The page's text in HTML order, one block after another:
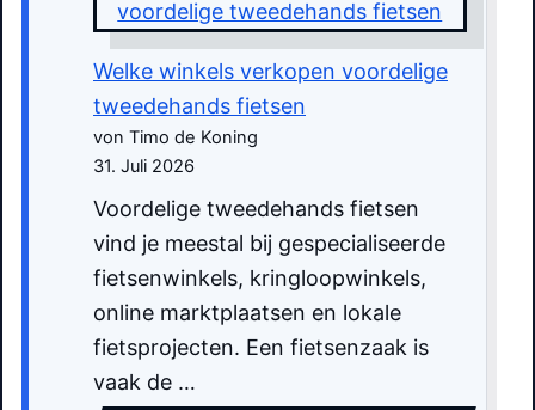
Welke winkels verkopen voordelige
tweedehands fietsen
von Timo de Koning
31. Juli 2026
Voordelige tweedehands fietsen
vind je meestal bij gespecialiseerde
fietsenwinkels, kringloopwinkels,
online marktplaatsen en lokale
fietsprojecten. Een fietsenzaak is
vaak de …